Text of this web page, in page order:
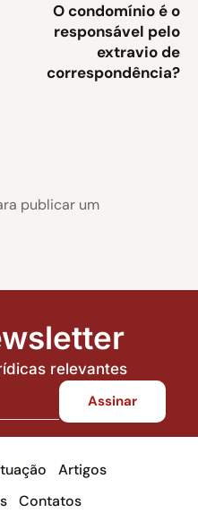
O condomínio é o
responsável pelo
extravio de
correspondência?
publicar um
relevantes
Artigos
Contatos